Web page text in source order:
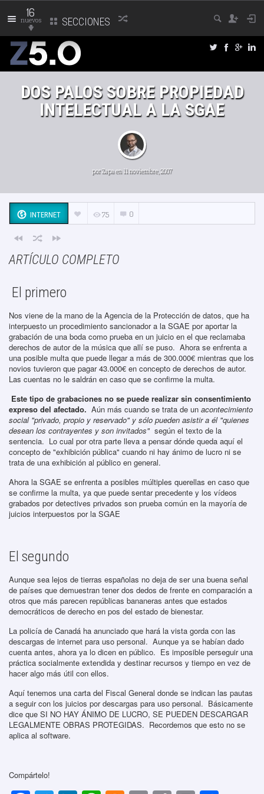
16
nuevos SECCIONES
DOS PALOS SOBRE PROPIEDAD
INTELECTUAL A LA SGAE
porZapaen 11 noviembre, 2007
INTERNET 75 0
ARTÍCULO COMPLETO
El primero
Nos viene de la mano de la Agencia de la Protección de datos, que ha
interpuesto un procedimiento sancionador a la SGAE por aportar la
grabación de una boda como prueba en un juicio en el que reclamaba
derechos de autor de la música que allí se puso. Ahora se enfrenta a
una posible multa que puede llegar a más de 300.000€ mientras que los
novios tuvieron que pagar 43.000€ en concepto de derechos de autor.
Las cuentas no le saldrán en caso que se confirme la multa.
Este tipo de grabaciones no se puede realizar sin consentimiento
expreso del afectado. Aún más cuando se trata de un acontecimiento
social "privado, propio y reservado" y sólo pueden asistir a él "quienes
desean los contrayentes y son invitados" según el texto de la
sentencia. Lo cual por otra parte lleva a pensar dónde queda aquí el
concepto de "exhibición pública" cuando ni hay ánimo de lucro ni se
trata de una exhibición al público en general.
Ahora la SGAE se enfrenta a posibles múltiples querellas en caso que
se confirme la multa, ya que puede sentar precedente y los vídeos
grabados por detectives privados son prueba común en la mayoría de
juicios interpuestos por la SGAE
El segundo
Aunque sea lejos de tierras españolas no deja de ser una buena señal
de países que demuestran tener dos dedos de frente en comparación a
otros que más parecen repúblicas bananeras antes que estados
democráticos de derecho en pos del estado de bienestar.
La policía de Canadá ha anunciado que hará la vista gorda con las
descargas de internet para uso personal. Aunque ya se habían dado
cuenta antes, ahora ya lo dicen en público. Es imposible perseguir una
práctica socialmente extendida y destinar recursos y tiempo en vez de
hacer algo más útil con ellos.
Aquí tenemos una carta del Fiscal General donde se indican las pautas
a seguir con los juicios por descargas para uso personal. Básicamente
dice que SI NO HAY ÁNIMO DE LUCRO, SE PUEDEN DESCARGAR
LEGALMENTE OBRAS PROTEGIDAS. Recordemos que esto no se
aplica al software.
Compártelo!